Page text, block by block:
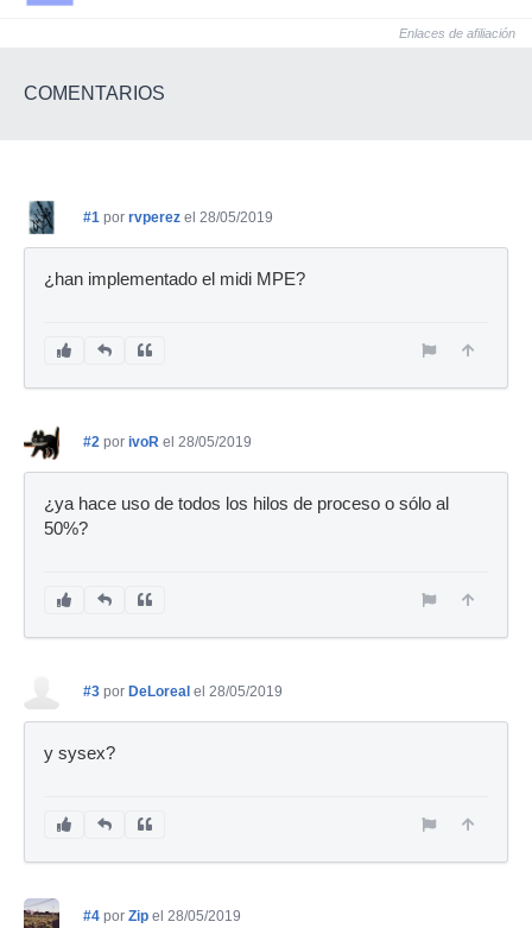
Enlaces de afiliación
COMENTARIOS
#1 por rvperez el 28/05/2019
¿han implementado el midi MPE?
#2 por ivoR el 28/05/2019
¿ya hace uso de todos los hilos de proceso o sólo al
50%?
#3 por DeLoreal el 28/05/2019
y sysex?
#4 por Zip el 28/05/2019